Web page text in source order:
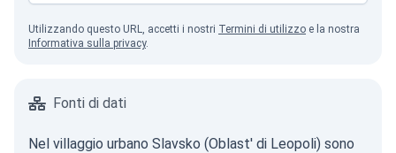
Utilizzando questo URL, accetti i nostri Termini di utilizzo e la nostra
Informativa sulla privacy.
Fonti di dati
Nel villaggio urbano Slavsko (Oblast' di Leopoli) sono